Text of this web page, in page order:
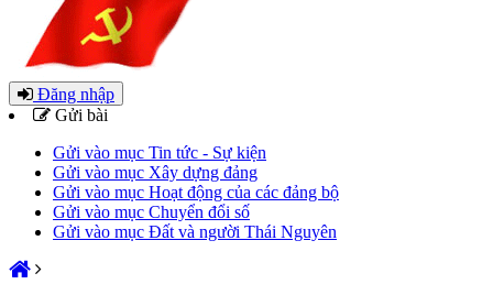
Đăng nhập
Gửi bài
Gửi vào mục Tin tức - Sự kiện
Gửi vào mục Xây dựng đảng
Gửi vào mục Hoạt động của các đảng bộ
Gửi vào mục Chuyển đổi số
Gửi vào mục Đất và người Thái Nguyên